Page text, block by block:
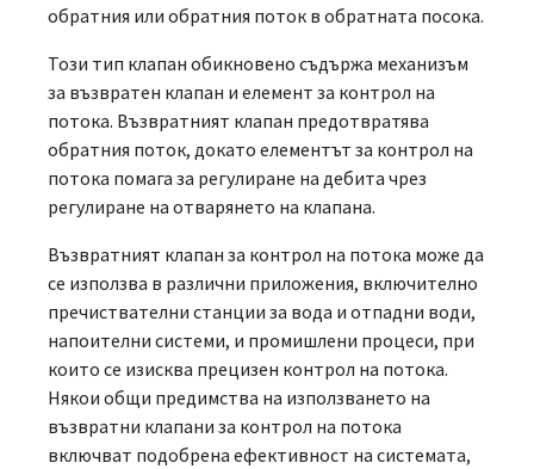
обратния или обратния поток в обратната посока.
Този тип клапан обикновено съдържа механизъм
за възвратен клапан и елемент за контрол на
потока. Възвратният клапан предотвратява
обратния поток, докато елементът за контрол на
потока помага за регулиране на дебита чрез
регулиране на отварянето на клапана.
Възвратният клапан за контрол на потока може да
се използва в различни приложения, включително
пречиствателни станции за вода и отпадни води,
напоителни системи, и промишлени процеси, при
които се изисква прецизен контрол на потока.
Някои общи предимства на използването на
възвратни клапани за контрол на потока
включват подобрена ефективност на системата,